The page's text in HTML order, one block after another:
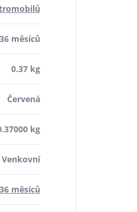
36 měsíců
0.37 kg
Červená
kg
Venkovní
36 měsíců